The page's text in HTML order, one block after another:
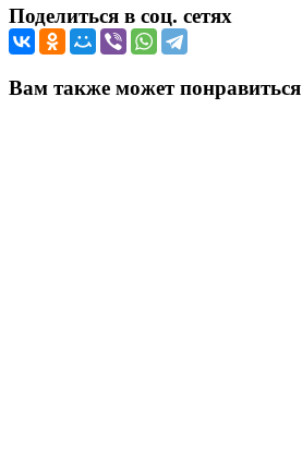
Поделиться в соц. сетях
Вам также может понравиться